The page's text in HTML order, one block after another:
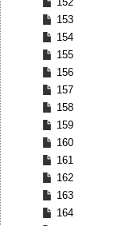
153
154
155
156
157
158
159
160
161
162
163
164